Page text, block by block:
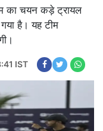
का चयन कड़े ट्रायल
है। यह टीम
IST